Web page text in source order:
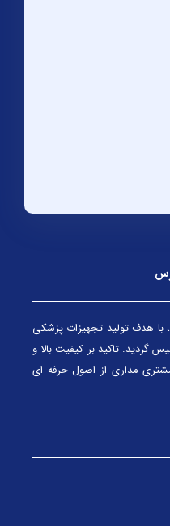
شرکت طلوع صدر نشينان پارس TSN، با هدف توليد تجهيزات پزشکي
گرديد. تاکيد بر کيفيت بالا و
مداري از اصول حرفه اي